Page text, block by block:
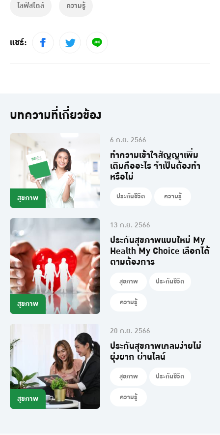
ไลฟ์สไตล์ ความรู้
แชร์:
บทความที่เกี่ยวข้อง
สุขภาพ
6 ก.ย. 2566
ทำความเข้าใจสัญญาเพิ่ม
เติมคืออะไร จำเป็นต้องทำ
หรือไม่
ประกันชีวิต ความรู้
สุขภาพ
13 ก.ย. 2566
ประกันสุขภาพแบบใหม่ My
Health My Choice เลือกได้
ตามต้องการ
สุขภาพ ประกันชีวิต
ความรู้
สุขภาพ
20 ก.ย. 2566
ประกันสุขภาพเคลมง่ายไม่
ยุ่งยาก ผ่านไลน์
สุขภาพ ประกันชีวิต
ความรู้